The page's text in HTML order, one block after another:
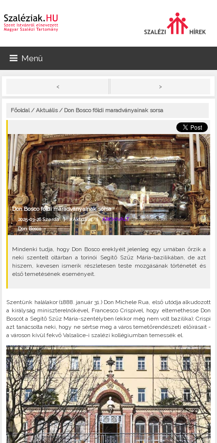
Menü
< >
Főoldal/Aktuális/ Don Bosco földi maradványainak sorsa
Don Bosco földi maradványainak sorsa
2025-03-26 Szerda |#Aktuális|ARCHIVÁLT
Don Bosco•
Mindenki tudja, hogy Don Bosco ereklyéit jelenleg egy urnában őrzik a
neki szentelt oltárban a torinói Segítő Szűz Mária-bazilikában, de azt
hiszem, kevesen ismerik részletesen teste mozgásának történetét és
első temetésének eseményeit.
Szentünk halálakor (1888. január 31.) Don Michele Rua, első utódja alkudozott
a királyság miniszterelnökével, Francesco Crispivel, hogy eltemethesse Don
Boscót a Segítő Szűz Mária-szentélyben (ekkor még nem volt bazilika); Crispi
azt tanácsolta neki, hogy ne sértse meg a város temetőrendészeti előírásait -
a városon kívül fekvő Valsalice-i szalézi kollégiumban temessék el.